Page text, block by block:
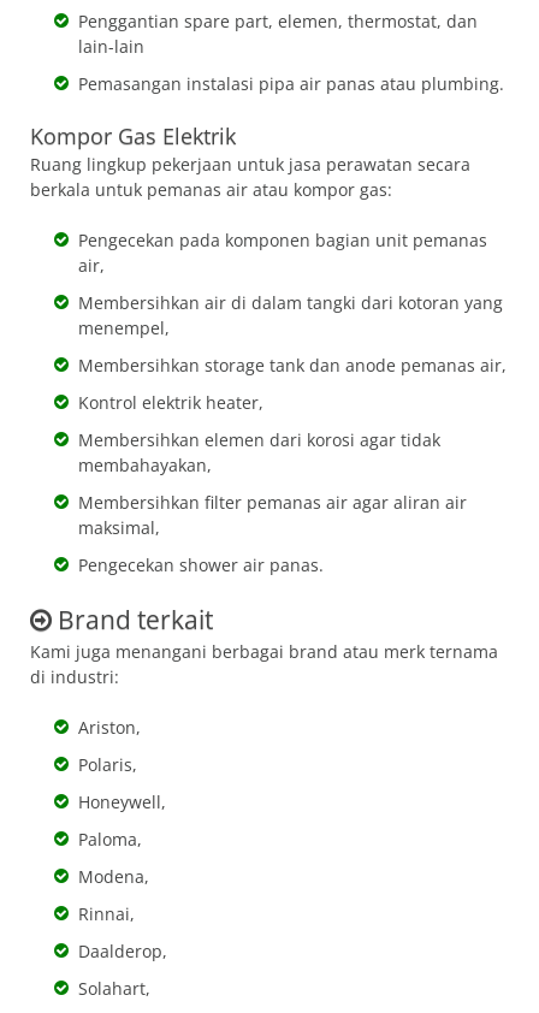
Penggantian spare part, elemen, thermostat, dan
lain-lain
Pemasangan instalasi pipa air panas atau plumbing.
Kompor Gas Elektrik
Ruang lingkup pekerjaan untuk jasa perawatan secara
berkala untuk pemanas air atau kompor gas:
Pengecekan pada komponen bagian unit pemanas
air,
Membersihkan air di dalam tangki dari kotoran yang
menempel,
Membersihkan storage tank dan anode pemanas air,
Kontrol elektrik heater,
Membersihkan elemen dari korosi agar tidak
membahayakan,
Membersihkan filter pemanas air agar aliran air
maksimal,
Pengecekan shower air panas.
Brand terkait
Kami juga menangani berbagai brand atau merk ternama
di industri:
Ariston,
Polaris,
Honeywell,
Paloma,
Modena,
Rinnai,
Daalderop,
Solahart,